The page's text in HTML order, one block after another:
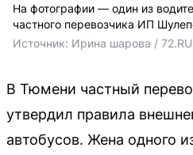
На фотографии — один из
частного перевозчика ИП
Источник: Ирина шарова / 72.RU
В Тюмени частный
утвердил правила
автобусов. Жена одного